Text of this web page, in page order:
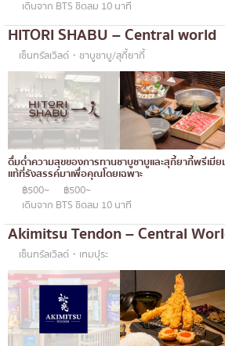
ปลาไหลย่าง
ข้าวปั้นญี่ปุ่น
ปู
โอโคโนมิยากิ/เทปปันยากิ
ด้ง (ข้าวหน้าต่างๆ)
บุฟเฟต์
มิชลิน
สเต็ก
ของทอดเสียบไม้
หม้อไฟญี่ปุ่น
ของย่างเสียบไม้/เครื่องในย่าง
รัชดา
พระโขนง
เพลินจิต
ชิดลม
บางนา
นานา
อุดมสุข
ศรีราชา
ไอคอนสยาม
เซ็นทรัลเวิลด์
นนทบุรี
เชียงใหม่
เดินจาก BTS ชิดลม 10 นาที
HITORI SHABU – Central world
เซ็นทรัลเวิลด์・ชาบูชาบู/สุกี้ยากี้
ดื่มด่ำความสุขของการทานชาบูชาบูและสุกี้ยากี้พรีเมี
แท้ที่รังสรรค์มาเพื่อคุณโดยเฉพาะ
฿500~
฿500~
เดินจาก BTS ชิดลม 10 นาที
Akimitsu Tendon – Central
เซ็นทรัลเวิลด์・เทมปุระ